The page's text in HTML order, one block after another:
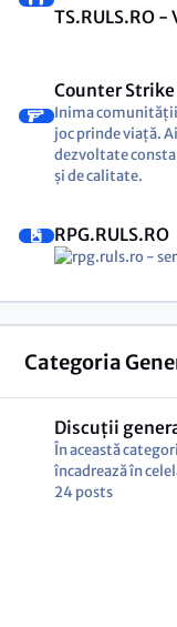
TS.RULS.RO -
Counter
Inima comunității
joc prinde viață.
dezvoltate
și de calitate.
RPG.RULS.RO
Categoria
Discuții
În această
încadrează în
24posts